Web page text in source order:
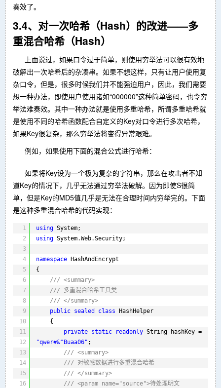
奏效了。
3.4、对一次哈希（Hash）的改进——多
重混合哈希（Hash）
上面说过，如果口令过于简单，则使用穷举法可以很有效地
破解出一次哈希后的杂凑串。如果不想这样，只有让用户使用复
杂口令，但是，很多时候我们并不能强迫用户，因此，我们需要
想一种办法，即使用户使用诸如“000000”这种简单密码，也令穷
举法难奏效。其中一种办法就是使用多重哈希，所谓多重哈希就
是使用不同的哈希函数配合自定义的Key对口令进行多次哈希，
如果Key很复杂，那么穷举法将变得异常艰难。
例如，如果使用下面的混合公式进行哈希：
如果将Key设为一个极为复杂的字符串，那么在攻击者不知
道Key的情况下，几乎无法通过穷举法破解。因为即使S很简
单，但是Key的MD5值几乎是无法在合理时间内穷举完的。下面
是这种多重混合哈希的代码实现：
1
2
3
4
5
6
7
8
9
10
11
12
13
14
15
16
using System;
using System.Web.Security;
namespace
HashAndEncrypt
{
/// <summary>
/// 多重混合哈希工具类
/// </summary>
public sealed class
HashHelper
{
private static readonly
"qwer#&^Buaa06" ;
/// <summary>
/// 对敏感数据进行多重混合哈希
/// </summary>
/// <param name="source">待处理明文